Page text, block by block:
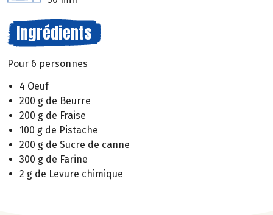
Ingrédients
Pour 6 personnes
4 Oeuf
200 g de Beurre
200 g de Fraise
100 g de Pistache
200 g de Sucre de canne
300 g de Farine
2 g de Levure chimique